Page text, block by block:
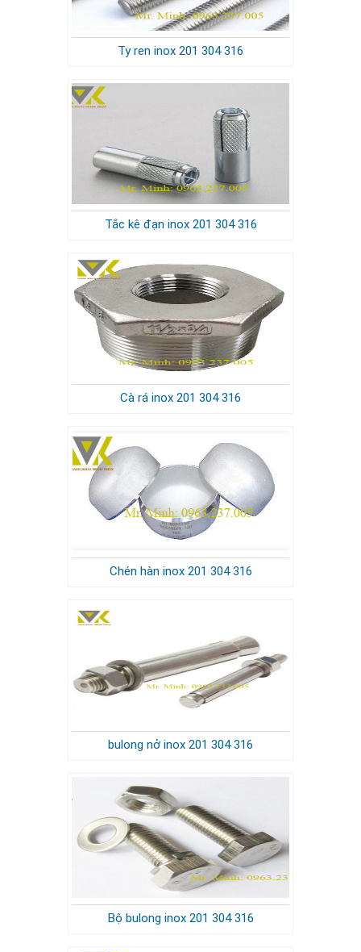
Ty ren inox 201 304 316
Tắc kê đạn inox 201 304 316
Cà rá inox 201 304 316
Chén hàn inox 201 304 316
bulong nở inox 201 304 316
Bộ bulong inox 201 304 316